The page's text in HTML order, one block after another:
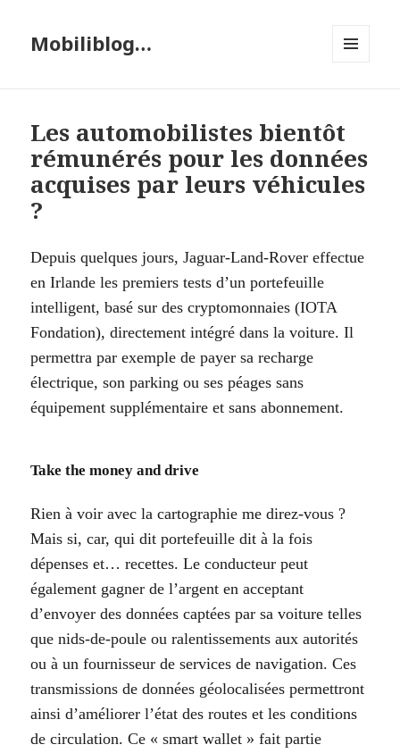
Mobiliblog…
Les automobilistes bientôt
rémunérés pour les données
acquises par leurs véhicules
?
Depuis quelques jours, Jaguar-Land-Rover effectue
en Irlande les premiers tests d’un portefeuille
intelligent, basé sur des cryptomonnaies (IOTA
Fondation), directement intégré dans la voiture. Il
permettra par exemple de payer sa recharge
électrique, son parking ou ses péages sans
équipement supplémentaire et sans abonnement.
Take the money and drive
Rien à voir avec la cartographie me direz-vous ?
Mais si, car, qui dit portefeuille dit à la fois
dépenses et… recettes. Le conducteur peut
également gagner de l’argent en acceptant
d’envoyer des données captées par sa voiture telles
que nids-de-poule ou ralentissements aux autorités
ou à un fournisseur de services de navigation. Ces
transmissions de données géolocalisées permettront
ainsi d’améliorer l’état des routes et les conditions
de circulation. Ce « smart wallet » fait partie